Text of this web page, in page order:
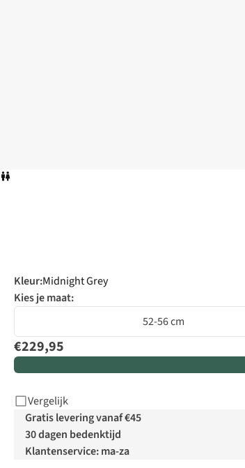
Kleur:Midnight Grey
Kies je maat:
52-56 cm
€229,95
Vergelijk
Gratis levering vanaf €45
30 dagen bedenktijd
Klantenservice: ma-za